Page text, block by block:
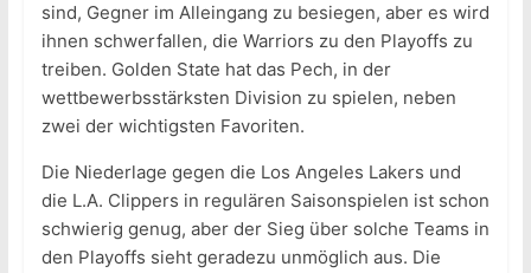
sind, Gegner im Alleingang zu besiegen, aber es wird
ihnen schwerfallen, die Warriors zu den Playoffs zu
treiben. Golden State hat das Pech, in der
wettbewerbsstärksten Division zu spielen, neben
zwei der wichtigsten Favoriten.
Die Niederlage gegen die Los Angeles Lakers und
die L.A. Clippers in regulären Saisonspielen ist schon
schwierig genug, aber der Sieg über solche Teams in
den Playoffs sieht geradezu unmöglich aus. Die